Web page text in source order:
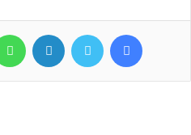
فيسبوك تويتر لينكدإن